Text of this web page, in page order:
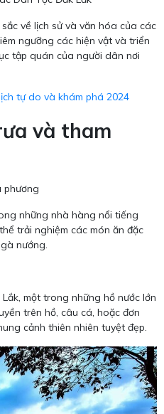
về lịch sử và văn hóa của các
ngưỡng các hiện vật và triển
tập quán của người dân nơi
tự do và khám phá 2024
và tham
phương
những nhà hàng nổi tiếng
trải nghiệm các món ăn đặc
nướng.
một trong những hồ nước lớn
trên hồ, câu cá, hoặc đơn
cảnh thiên nhiên tuyệt đẹp.